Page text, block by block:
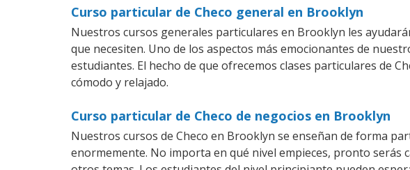
Curso particular de Checo general en Brooklyn
Nuestros cursos generales particulares en Brooklyn les
que necesiten. Uno de los aspectos más emocionantes de
estudiantes. El hecho de que ofrecemos clases particulares de
cómodo y relajado.
Curso particular de Checo de negocios en Brooklyn
Nuestros cursos de Checo en Brooklyn se enseñan de forma
enormemente. No importa en qué nivel empieces, pronto serás